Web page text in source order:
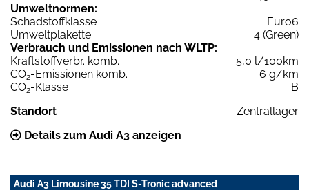
Umweltnormen:
Schadstoffklasse
Euro6
Umweltplakette
4 (Green)
Verbrauch und Emissionen nach WLTP:
Kraftstoffverbr. komb.
5,0 l/100km
CO2-Emissionen komb.
6 g/km
CO2-Klasse
B
Standort
Zentrallager
Details zum Audi A3 anzeigen
Audi A3 Limousine 35 TDI S-Tronic advanced